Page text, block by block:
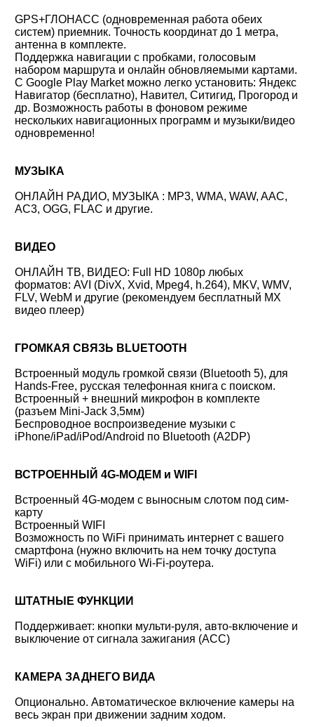
GPS+ГЛОНАСС (одновременная работа обеих
систем) приемник. Точность координат до 1 метра,
антенна в комплекте.
Поддержка навигации с пробками, голосовым
набором маршрута и онлайн обновляемыми картами.
С Google Play Market можно легко установить: Яндекс
Навигатор (бесплатно), Навител, Ситигид, Прогород и
др. Возможность работы в фоновом режиме
нескольких навигационных программ и музыки/видео
одновременно!
МУЗЫКА
ОНЛАЙН РАДИО, МУЗЫКА : MP3, WMA, WAW, AAC,
AC3, OGG, FLAC и другие.
ВИДЕО
ОНЛАЙН ТВ, ВИДЕО: Full HD 1080p любых
форматов: AVI (DivX, Xvid, Mpeg4, h.264), MKV, WMV,
FLV, WebM и другие (рекомендуем бесплатный MX
видео плеер)
ГРОМКАЯ СВЯЗЬ BLUETOOTH
Встроенный модуль громкой связи (Bluetooth 5), для
Hands-Free, русская телефонная книга с поиском.
Встроенный + внешний микрофон в комплекте
(разъем Mini-Jack 3,5мм)
Беспроводное воспроизведение музыки с
iPhone/iPad/iPod/Android по Bluetooth (A2DP)
ВСТРОЕННЫЙ 4G-МОДЕМ и WIFI
Встроенный 4G-модем с выносным слотом под сим-
карту
Встроенный WIFI
Возможность по WiFi принимать интернет с вашего
смартфона (нужно включить на нем точку доступа
WiFi) или с мобильного Wi-Fi-роутера.
ШТАТНЫЕ ФУНКЦИИ
Поддерживает: кнопки мульти-руля, авто-включение и
выключение от сигнала зажигания (ACC)
КАМЕРА ЗАДНЕГО ВИДА
Опционально. Автоматическое включение камеры на
весь экран при движении задним ходом.